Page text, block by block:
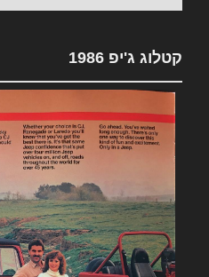
קטלוג ג'יפ 1986